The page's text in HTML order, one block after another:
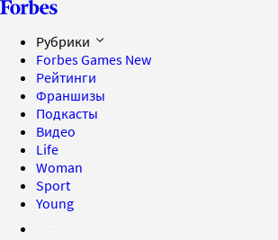
Рубрики
Forbes Games New
Рейтинги
Франшизы
Подкасты
Видео
Life
Woman
Sport
Young